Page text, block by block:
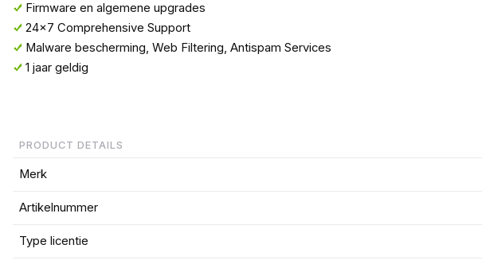
Firmware en algemene upgrades
24x7 Comprehensive Support
Malware bescherming, Web Filtering, Antispam Services
1 jaar geldig
PRODUCT DETAILS
Merk
Artikelnummer
Type licentie